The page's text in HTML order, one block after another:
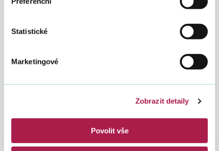
Statistické
Marketingové
Zobrazit detaily
Povolit vše